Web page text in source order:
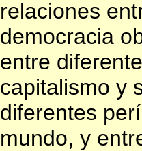
relaciones
democracia
entre
capitalismo y
diferentes
mundo, y